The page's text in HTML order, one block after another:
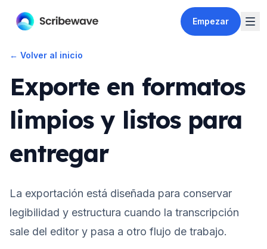
Empezar
← Volver al inicio
Exporte en formatos
limpios y listos para
entregar
La exportación está diseñada para conservar
legibilidad y estructura cuando la transcripción
sale del editor y pasa a otro flujo de trabajo.